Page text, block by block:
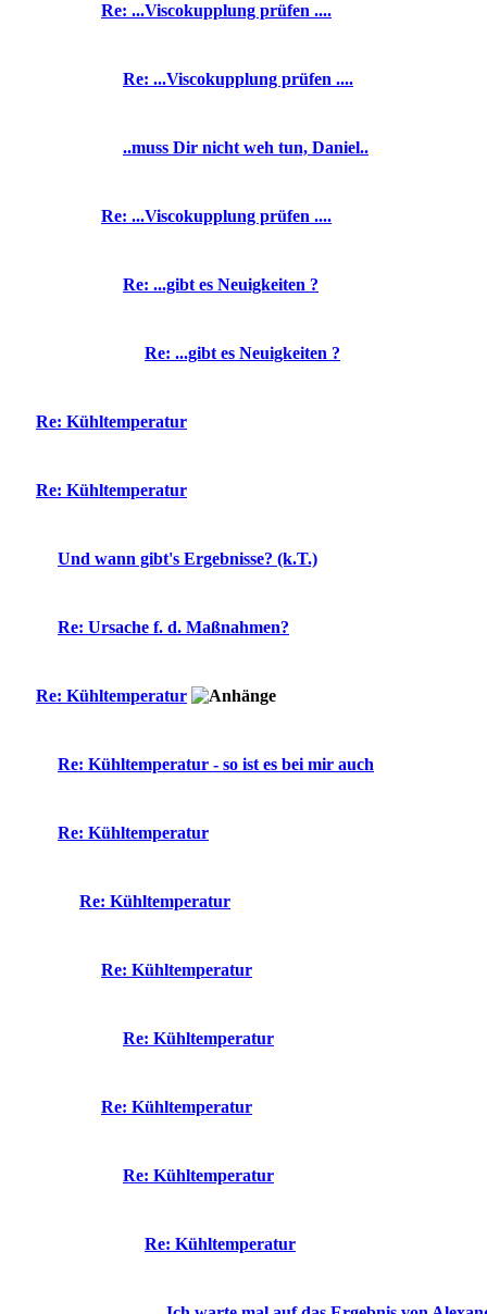
Re: ...Viscokupplung prüfen ....
Re: ...Viscokupplung prüfen ....
..muss Dir nicht weh tun, Daniel..
Re: ...Viscokupplung prüfen ....
Re: ...gibt es Neuigkeiten ?
Re: ...gibt es Neuigkeiten ?
Re: Kühltemperatur
Re: Kühltemperatur
Und wann gibt's Ergebnisse? (k.T.)
Re: Ursache f. d. Maßnahmen?
Re: Kühltemperatur
Re: Kühltemperatur - so ist es bei mir auch
Re: Kühltemperatur
Re: Kühltemperatur
Re: Kühltemperatur
Re: Kühltemperatur
Re: Kühltemperatur
Re: Kühltemperatur
Re: Kühltemperatur